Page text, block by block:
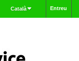
Entreu
Català